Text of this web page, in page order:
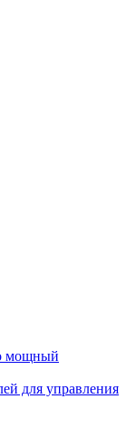
мощный
для управления